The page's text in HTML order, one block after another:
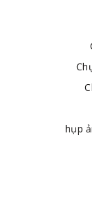
hụp